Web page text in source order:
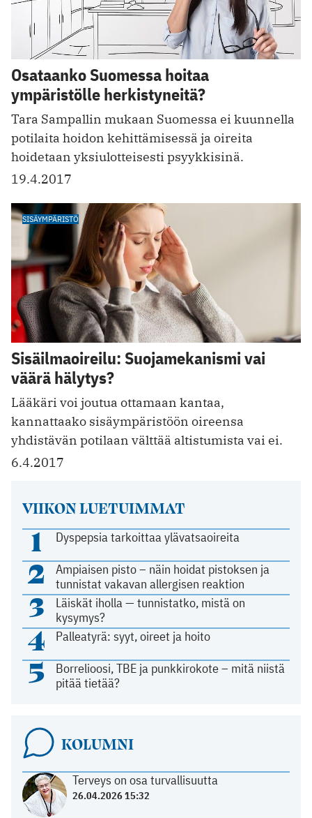
Osataanko Suomessa hoitaa
ympäristölle herkistyneitä?
Tara Sampallin mukaan Suomessa ei kuunnella
potilaita hoidon kehittämisessä ja oireita
hoidetaan yksiulotteisesti psyykkisinä.
19.4.2017
SISÄYMPÄRISTÖ
Sisäilmaoireilu: Suojamekanismi vai
väärä hälytys?
Lääkäri voi joutua ottamaan kantaa,
kannattaako sisäympäristöön oireensa
yhdistävän potilaan välttää altistumista vai ei.
6.4.2017
VIIKON LUETUIMMAT
1 Dyspepsia tarkoittaa ylävatsaoireita
2
Ampiaisen pisto – näin hoidat pistoksen ja
tunnistat vakavan allergisen reaktion
3
Läiskät iholla — tunnistatko, mistä on
kysymys?
4 Palleatyrä: syyt, oireet ja hoito
5
Borrelioosi, TBE ja punkkirokote – mitä niistä
pitää tietää?
KOLUMNI
Terveys on osa turvallisuutta
26.04.2026 15:32